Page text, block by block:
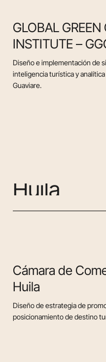
GLOBAL
INSTITUTE –
Diseño e implementación de
inteligencia turística y
Guaviare.
Huila
Cámara de
Huila
Diseño de estrategia de
posicionamiento de destino